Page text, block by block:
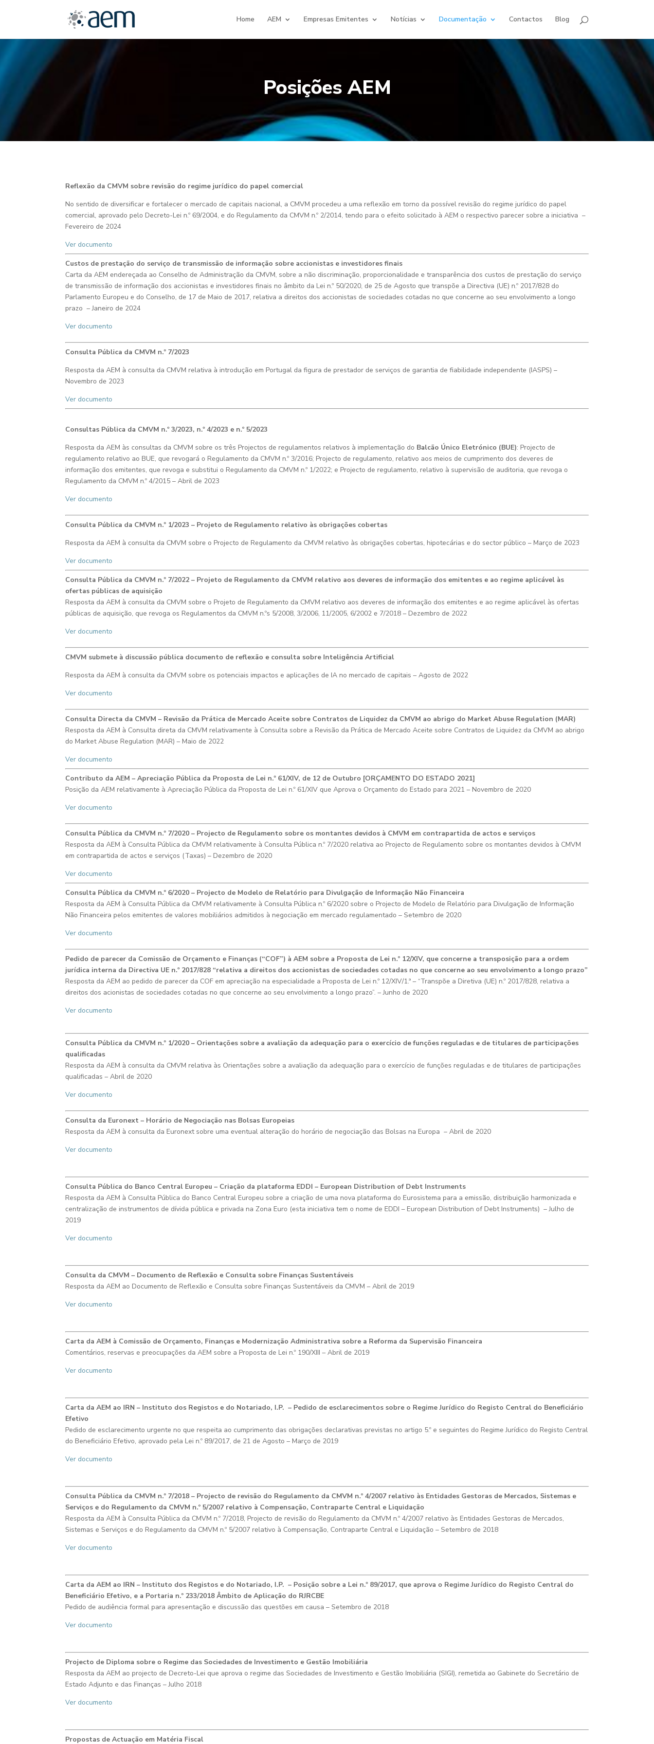
Home AEM Empresas Emitentes Notícias Documentação Contactos Blog
Posições AEM
Reflexão da CMVM sobre revisão do regime jurídico do papel comercial
No sentido de diversificar e fortalecer o mercado de capitais nacional, a CMVM procedeu a uma reflexão em torno da possível revisão do regime jurídico do papel
comercial, aprovado pelo Decreto-Lei n.º 69/2004, e do Regulamento da CMVM n.º 2/2014, tendo para o efeito solicitado à AEM o respectivo parecer sobre a iniciativa –
Fevereiro de 2024
Ver documento
Custos de prestação do serviço de transmissão de informação sobre accionistas e investidores finais
Carta da AEM endereçada ao Conselho de Administração da CMVM, sobre a não discriminação, proporcionalidade e transparência dos custos de prestação do serviço
de transmissão de informação dos accionistas e investidores finais no âmbito da Lei n.º 50/2020, de 25 de Agosto que transpõe a Directiva (UE) n.º 2017/828 do
Parlamento Europeu e do Conselho, de 17 de Maio de 2017, relativa a direitos dos accionistas de sociedades cotadas no que concerne ao seu envolvimento a longo
prazo – Janeiro de 2024
Ver documento
Consulta Pública da CMVM n.º 7/2023
Resposta da AEM à consulta da CMVM relativa à introdução em Portugal da figura de prestador de serviços de garantia de fiabilidade independente (IASPS) –
Novembro de 2023
Ver documento
Consultas Pública da CMVM n.º 3/2023, n.º 4/2023 e n.º 5/2023
Resposta da AEM às consultas da CMVM sobre os três Projectos de regulamentos relativos à implementação do Balcão Único Eletrónico (BUE): Projecto de
regulamento relativo ao BUE, que revogará o Regulamento da CMVM n.º 3/2016; Projecto de regulamento, relativo aos meios de cumprimento dos deveres de
informação dos emitentes, que revoga e substitui o Regulamento da CMVM n.º 1/2022; e Projecto de regulamento, relativo à supervisão de auditoria, que revoga o
Regulamento da CMVM n.º 4/2015 – Abril de 2023
Ver documento
Consulta Pública da CMVM n.º 1/2023 – Projeto de Regulamento relativo às obrigações cobertas
Resposta da AEM à consulta da CMVM sobre oProjecto de Regulamento da CMVM relativo às obrigações cobertas, hipotecárias e do sector público – Março de 2023
Ver documento
Consulta Pública da CMVM n.º 7/2022 – Projeto de Regulamento da CMVM relativo aos deveres de informação dos emitentes e ao regime aplicável às
ofertas públicas de aquisição
Resposta da AEM à consulta da CMVM sobre o Projeto de Regulamento da CMVM relativo aos deveres de informação dos emitentes e ao regime aplicável às ofertas
públicas de aquisição, que revoga os Regulamentos da CMVM n.ºs 5/2008, 3/2006, 11/2005, 6/2002 e 7/2018 – Dezembro de 2022
Ver documento
CMVM submete à discussão pública documento de reflexão e consulta sobre Inteligência Artificial
Resposta da AEM à consulta da CMVM sobre os potenciais impactos e aplicações de IA no mercado de capitais – Agosto de 2022
Ver documento
Consulta Directa da CMVM – Revisão da Prática de Mercado Aceite sobre Contratos de Liquidez da CMVM ao abrigo do Market Abuse Regulation (MAR)
Resposta da AEM à Consulta direta da CMVM relativamente à Consulta sobre a Revisão da Prática de Mercado Aceite sobre Contratos de Liquidez da CMVM ao abrigo
do Market Abuse Regulation (MAR) – Maio de 2022
Ver documento
Contributo da AEM – Apreciação Pública da Proposta de Lei n.º 61/XIV, de 12 de Outubro [ORÇAMENTO DO ESTADO 2021]
Posição da AEM relativamente à Apreciação Pública da Proposta de Lei n.º 61/XIV que Aprova o Orçamento do Estado para 2021 – Novembro de 2020
Ver documento
Consulta Pública da CMVM n.º 7/2020 – Projecto de Regulamento sobre os montantes devidos à CMVM em contrapartida de actos e serviços
Resposta da AEM à Consulta Pública da CMVM relativamente à Consulta Pública n.º 7/2020 relativa ao Projecto de Regulamento sobre os montantes devidos à CMVM
em contrapartida de actos e serviços (Taxas) – Dezembro de 2020
Ver documento
Consulta Pública da CMVM n.º 6/2020 – Projecto de Modelo de Relatório para Divulgação de Informação Não Financeira
Resposta da AEM à Consulta Pública da CMVM relativamente à Consulta Pública n.º 6/2020 sobre o Projecto de Modelo de Relatório para Divulgação de Informação
Não Financeira pelos emitentes de valores mobiliários admitidos à negociação em mercado regulamentado – Setembro de 2020
Ver documento
Pedido de parecer da Comissão de Orçamento e Finanças (“COF”) à AEM sobre a Proposta de Lei n.º 12/XIV, que concerne a transposição para a ordem
jurídica interna da Directiva UE n.º 2017/828 “relativa a direitos dos accionistas de sociedades cotadas no que concerne ao seu envolvimento a longo prazo”
Resposta da AEM ao pedido de parecer da COF em apreciação na especialidade aProposta de Lei n.º 12/XIV/1.ª – “Transpõe a Diretiva (UE) n.º 2017/828, relativa a
direitos dos acionistas de sociedades cotadas no que concerne ao seu envolvimento a longo prazo”.– Junho de 2020
Ver documento
Consulta Pública da CMVM n.º 1/2020 – Orientações sobre a avaliação da adequação para o exercício de funções reguladas e de titulares de participações
qualificadas
Resposta da AEM à consulta da CMVM relativa às Orientações sobre a avaliação da adequação para o exercício de funções reguladas e de titulares de participações
qualificadas – Abril de 2020
Ver documento
Consulta da Euronext – Horário de Negociação nas Bolsas Europeias
Resposta da AEM à consulta da Euronext sobre uma eventual alteração do horário de negociação das Bolsas na Europa – Abril de 2020
Ver documento
Consulta Pública do Banco Central Europeu – Criação da plataforma EDDI – European Distribution of Debt Instruments
Resposta da AEM à Consulta Pública do Banco Central Europeu sobre a criação de uma nova plataforma do Eurosistema para a emissão, distribuição harmonizada e
centralização de instrumentos de dívida pública e privada na Zona Euro (esta iniciativa tem o nome de EDDI – European Distribution of Debt Instruments) – Julho de
2019
Ver documento
Consulta da CMVM – Documento de Reflexão e Consulta sobre Finanças Sustentáveis
Resposta da AEM ao Documento de Reflexão e Consulta sobre Finanças Sustentáveis da CMVM – Abril de 2019
Ver documento
Carta da AEM à Comissão de Orçamento, Finanças e Modernização Administrativa sobre a Reforma da Supervisão Financeira
Comentários, reservas e preocupações da AEM sobre a Proposta de Lei n.º 190/XIII – Abril de 2019
Ver documento
Carta da AEM ao IRN – Instituto dos Registos e do Notariado, I.P. – Pedido de esclarecimentos sobre o Regime Jurídico do Registo Central do Beneficiário
Efetivo
Pedido de esclarecimento urgente no que respeita ao cumprimento das obrigações declarativas previstas no artigo 5.º e seguintes do Regime Jurídico do Registo Central
do Beneficiário Efetivo, aprovado pela Lei n.º 89/2017, de 21 de Agosto – Março de 2019
Ver documento
Consulta Pública da CMVM n.º 7/2018 – Projecto de revisão do Regulamento da CMVM n.º 4/2007 relativo às Entidades Gestoras de Mercados, Sistemas e
Serviços e do Regulamento da CMVM n.º 5/2007 relativo à Compensação, Contraparte Central e Liquidação
Resposta da AEM à Consulta Pública da CMVMn.º 7/2018, Projecto de revisão do Regulamento da CMVM n.º 4/2007 relativo às Entidades Gestoras de Mercados,
Sistemas e Serviços e do Regulamento da CMVM n.º 5/2007 relativo à Compensação, Contraparte Central e Liquidação – Setembro de 2018
Ver documento
Carta da AEM ao IRN – Instituto dos Registos e do Notariado, I.P. – Posição sobre a Lei n.º 89/2017, que aprova o Regime Jurídico do Registo Central do
Beneficiário Efetivo, e a Portaria n.º 233/2018 Âmbito de Aplicação do RJRCBE
Pedido de audiência formal para apresentação e discussão das questões em causa – Setembro de 2018
Ver documento
Projecto de Diploma sobre o Regime das Sociedades de Investimento e Gestão Imobiliária
Resposta da AEM ao projecto de Decreto-Lei que aprova o regime das Sociedades de Investimento e Gestão Imobiliária (SIGI), remetida ao Gabinete do Secretário de
Estado Adjunto e das Finanças – Julho 2018
Ver documento
Propostas de Actuação em Matéria Fiscal